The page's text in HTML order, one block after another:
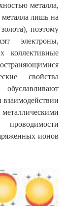
металла,
металла лишь на
поэтому
электроны,
коллективные
свойства
проводимости
ионов